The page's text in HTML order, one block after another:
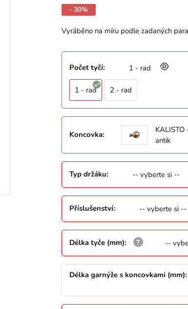
- 30%
Vyráběno na míru podle zadaných
Počet tyčí: 1 - rad
1 - rad 2 - rad
Koncovka:
KALISTO
antik
Typ držáku: -- vyberte si --
Příslušenství: -- vyberte si --
Délka tyče (mm): --
Délka garnýže s koncovkami (mm):